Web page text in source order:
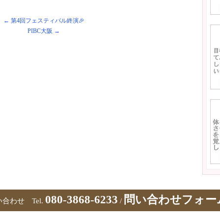
← 第4回フェスティバル終演🎉
PIBC大阪 →
合わせ Tel. 080-3868-6233 / 問い合わせフォー